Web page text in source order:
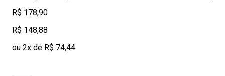
R$ 178,90
R$ 148,88
ou 2x de R$ 74,44